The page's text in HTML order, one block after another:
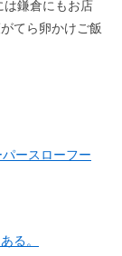
は鎌倉にもお店
てら卵かけご飯
ースローフー
る。